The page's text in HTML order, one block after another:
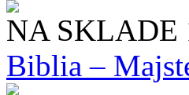
NA SKLADE
Biblia –